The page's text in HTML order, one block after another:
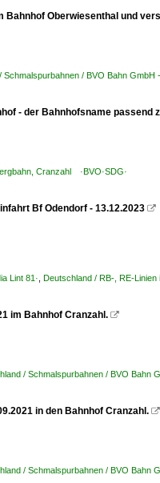
Oberwiesenthal und
Schmalspurbahnen / BVO Bahn
- der Bahnhofsname passend
Cranzahl ·BVO·SDG·
Bf Odendorf - 13.12.2023 
Lint 81· Deutschland / RB-, RE-
im Bahnhof Cranzahl. 
/ Schmalspurbahnen / BVO Bahn
in den Bahnhof Cranzahl. 
/ Schmalspurbahnen / BVO Bahn